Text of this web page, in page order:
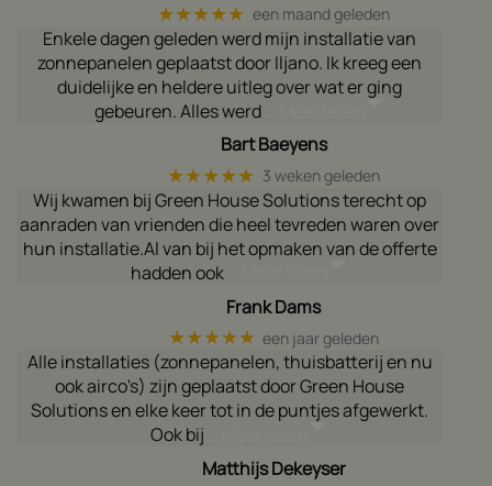
★★★★★ een maand geleden
Enkele dagen geleden werd mijn installatie van
zonnepanelen geplaatst door Iljano. Ik kreeg een
duidelijke en heldere uitleg over wat er ging
gebeuren. Alles werd
Bart Baeyens
★★★★★ 3 weken geleden
Wij kwamen bij Green House Solutions terecht op
aanraden van vrienden die heel tevreden waren over
hun installatie.Al van bij het opmaken van de offerte
hadden ook
Frank Dams
★★★★★ een jaar geleden
Alle installaties (zonnepanelen, thuisbatterij en nu
ook airco's) zijn geplaatst door Green House
Solutions en elke keer tot in de puntjes afgewerkt.
Ook bij
Matthijs Dekeyser